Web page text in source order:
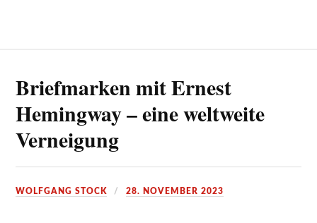
Briefmarken mit Ernest
Hemingway – eine weltweite
Verneigung
WOLFGANG STOCK 28. NOVEMBER 2023